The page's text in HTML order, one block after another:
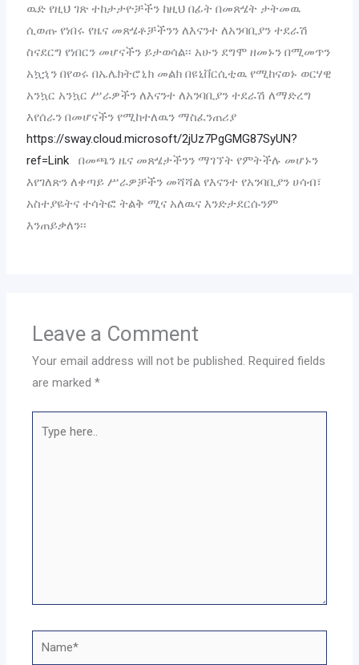
ዉድ የዚህ ገጽ ተከታታዮቻችን ከዚህ በፊት በመጽሄት ታትመዉ
ሲወጡ የነበሩ የዜና መጽሄቶቻችንን ለእናንተ ለአንባቢያን ተደራሽ
ስናደርግ የነበርን መሆናችን ይታወሳል፡፡አሁን ደግሞ ዘመኑን በሚመጥን
አኳኋን በየወሩ በኤሌክትሮኒክ መልክ በዩኒቨርሲቲዉ የሚከናወኑ ወርሃዊ
አንኳር አንኳር ሥራዎችን ለእናንተ ለአንባቢያን ተደራሽ ለማድረግ
እየሰራን በመሆናችን የሚከተለዉን ማስፈንጠሪያ
https://sway.cloud.microsoft/2jUz7PgGMG87SyUN?
ref=Link
በመጫን ዜና መጽሄታችንን ማገኘት የምትችሉ መሆኑን
እየገለጽን ለቀጣይ ሥራዎቻችን መሻሻል የእናንተ የአንባቢያን ሀሳብ፣
አስተያዬትና ተሳትፎ ትልቅ ሚና አለዉና እንድታደርሱንም
እንጠይቃለን፡፡
Leave a Comment
Your email address will not be published. Required fields
are marked*
here..
Name*